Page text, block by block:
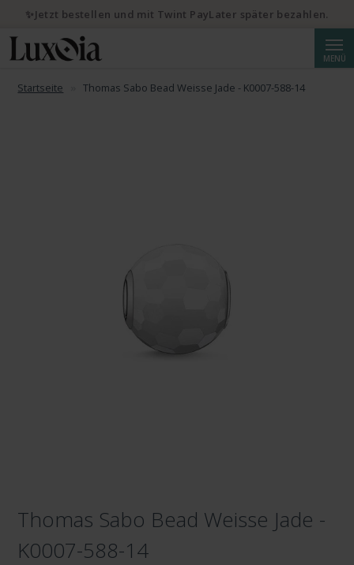
MENÜ
Startseite Thomas Sabo Bead Weisse Jade - K0007-588-14
Thomas Sabo Bead Weisse Jade -
K0007-588-14
✨Jetzt bestellen und mit Twint PayLater später bezahlen.